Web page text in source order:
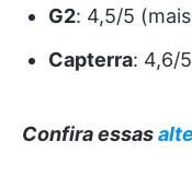
G2: 4,5/5
Capterra: 4,6/
Confira essas